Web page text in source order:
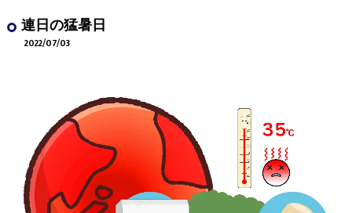
連日の猛暑日
2022/07/03